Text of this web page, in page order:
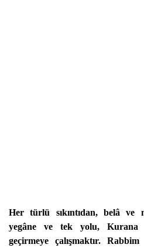
Her türlü sıkıntıdan, belâ ve
yegâne ve tek yolu, Kurana
geçirmeye çalışmaktır.